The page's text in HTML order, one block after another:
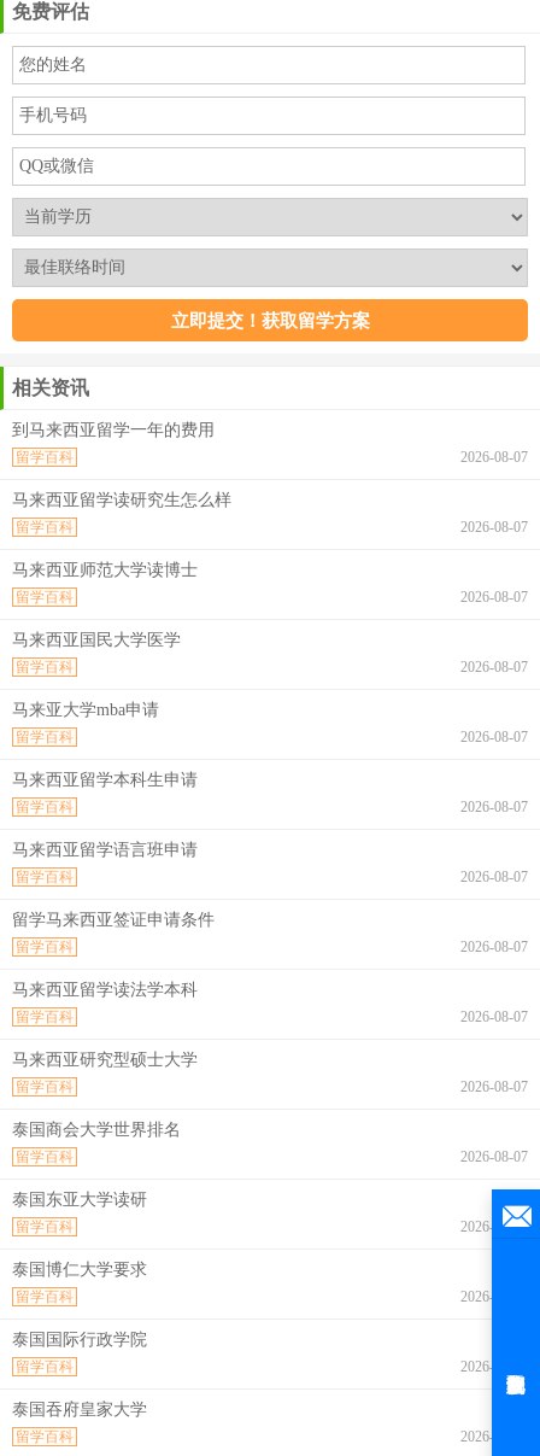
免费评估
相关资讯
到马来西亚留学一年的费用
2026-08-07
留学百科
马来西亚留学读研究生怎么样
2026-08-07
留学百科
马来西亚师范大学读博士
2026-08-07
留学百科
马来西亚国民大学医学
2026-08-07
留学百科
马来亚大学mba申请
2026-08-07
留学百科
马来西亚留学本科生申请
2026-08-07
留学百科
马来西亚留学语言班申请
2026-08-07
留学百科
留学马来西亚签证申请条件
2026-08-07
留学百科
马来西亚留学读法学本科
2026-08-07
留学百科
马来西亚研究型硕士大学
2026-08-07
留学百科
泰国商会大学世界排名
2026-08-07
留学百科
泰国东亚大学读研
2026-08-07
留学百科
泰国博仁大学要求
2026-08-07
留学百科
泰国国际行政学院
2026-08-07
留学百科
泰国吞府皇家大学
2026-08-07
留学百科